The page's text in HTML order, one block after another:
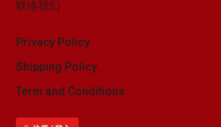
联络我们
Privacy Policy
Shipping Policy
Term and Conditions